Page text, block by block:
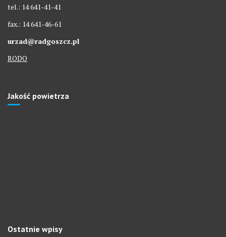
tel.: 14 641-41-41
fax.: 14 641-46-61
urzad@radgoszcz.pl
RODO
Jakość powietrza
Ostatnie wpisy